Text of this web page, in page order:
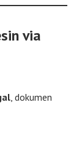
via
, dokumen